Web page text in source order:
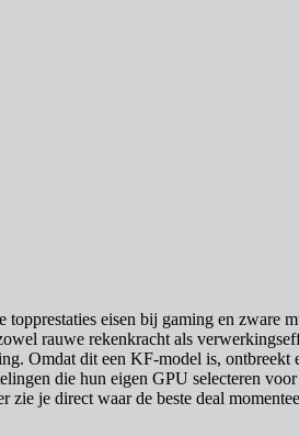
eisen bij gaming en zware
rauwe rekenkracht als
Omdat dit een KF-model is, ontbreekt
die hun eigen GPU selecteren
je direct waar de beste deal